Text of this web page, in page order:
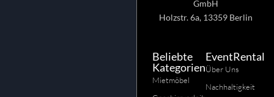
GmbH
Holzstr. 6a, 13359 Berlin
Beliebte
Kategorien
Mietmöbel
EventRental
Über Uns
Nachhaltigkeit